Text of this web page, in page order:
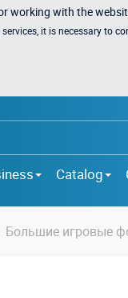
working with the
it is necessary to
Catalog
Большие игровые